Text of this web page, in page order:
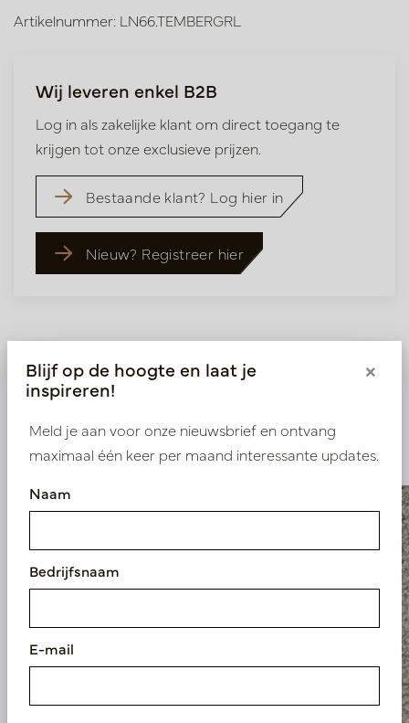
Artikelnummer: LN66.TEMBERGRL
Wij leveren enkel B2B
Log in als zakelijke klant om direct toegang te
krijgen tot onze exclusieve prijzen.
Bestaande klant? Log hier in
Nieuw? Registreer hier
Vergelijkbare
producten
Blijf op de hoogte en laat je
inspireren!
×
Meld je aan voor onze nieuwsbrief en ontvang
maximaal één keer per maand interessante updates.
Naam
Bedrijfsnaam
E-mail